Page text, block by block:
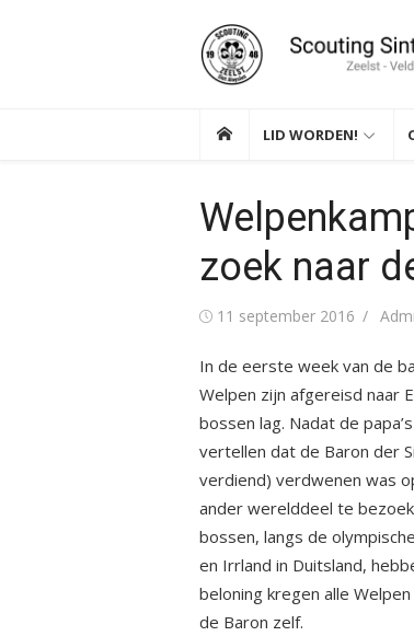
LID WORDEN!
zoek naar
Gepubliceerd
11 september 2016
In de eerste week van de
Welpen zijn afgereisd naar
bossen lag. Nadat de
vertellen dat de Baron der
verdiend) verdwenen was
ander werelddeel te
bossen, langs de
en Irrland in Duitsland,
beloning kregen alle
de Baron zelf.